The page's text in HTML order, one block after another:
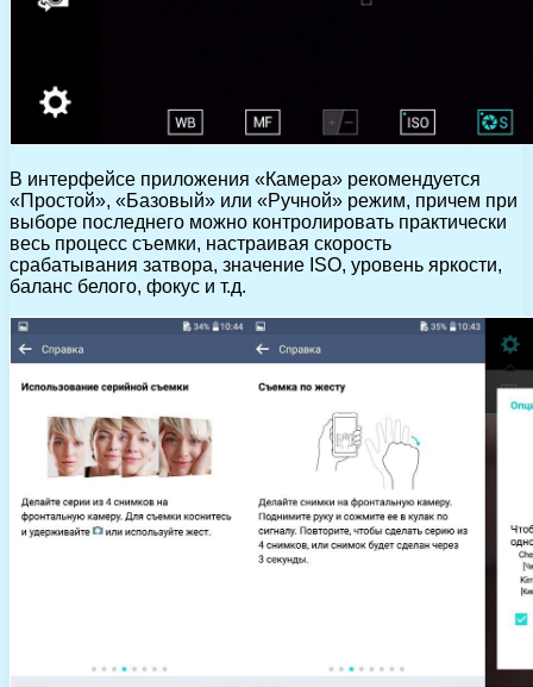
В интерфейсе приложения «Камера» рекомендуется
«Простой», «Базовый» или «Ручной» режим, причем при
выборе последнего можно контролировать практически
весь процесс съемки, настраивая скорость
срабатывания затвора, значение ISO, уровень яркости,
баланс белого, фокус и т.д.